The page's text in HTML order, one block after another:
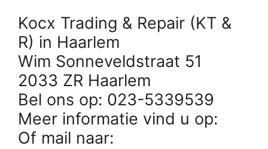
Kocx Trading & Repair (KT &
R) in Haarlem
Wim Sonneveldstraat 51
2033 ZR Haarlem
Bel ons op: 023-5339539
Meer informatie vind u op:
Of mail naar: